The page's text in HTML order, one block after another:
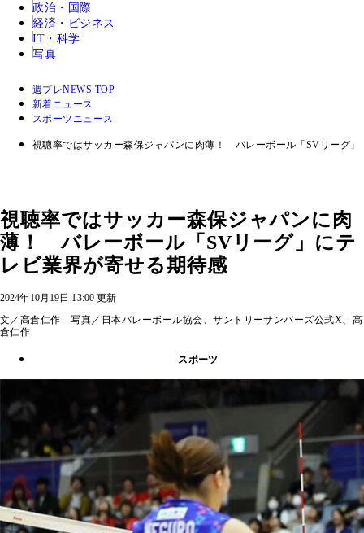
政治・国際
経済・ビジネス
IT・科学
写真
週プレNEWS TOP
新着ニュース
スポーツニュース
視聴率ではサッカー森保ジャパンに肉薄！ バレーボール「SVリーグ」
視聴率ではサッカー森保ジャパンに肉
薄！ バレーボール「SVリーグ」にテ
レビ業界が寄せる期待感
2024年10月19日 13:00 更新
文／高倉仁作 写真／日本バレーボール協会、サントリーサンバーズ公式X、高
倉仁作
スポーツ